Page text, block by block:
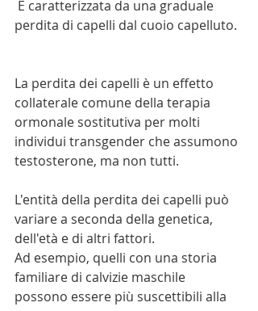
perdita di capelli dal cuoio capelluto.
La perdita dei capelli è un effetto
collaterale comune della terapia
ormonale sostitutiva per molti
individui transgender che assumono
testosterone, ma non tutti.
L'entità della perdita dei capelli può
variare a seconda della genetica,
dell'età e di altri fattori.
Ad esempio, quelli con una storia
familiare di calvizie maschile
possono essere più suscettibili alla